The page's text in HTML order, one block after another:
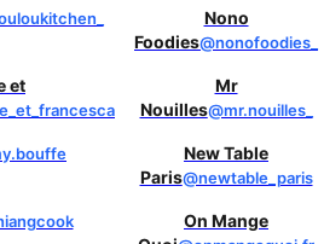
Nono
Foodies@nonofoodies_
et
Mr
Nouilles@mr.nouilles_
New Table
Paris@newtable_paris
On Mange